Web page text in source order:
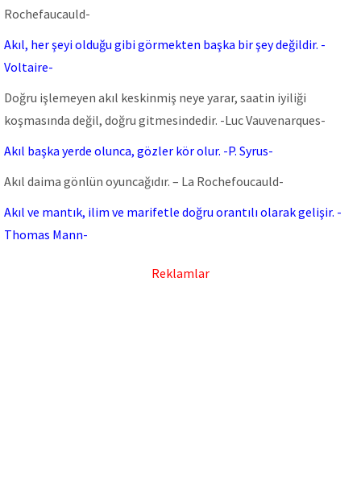
Rochefaucauld-
Akıl, her şeyi olduğu gibi görmekten başka bir şey değildir. -
Voltaire-
Doğru işlemeyen akıl keskinmiş neye yarar, saatin iyiliği
koşmasında değil, doğru gitmesindedir. -Luc Vauvenarques-
Akıl başka yerde olunca, gözler kör olur. -P. Syrus-
Akıl daima gönlün oyuncağıdır. – La Rochefoucauld-
Akıl ve mantık, ilim ve marifetle doğru orantılı olarak gelişir. -
Thomas Mann-
Reklamlar